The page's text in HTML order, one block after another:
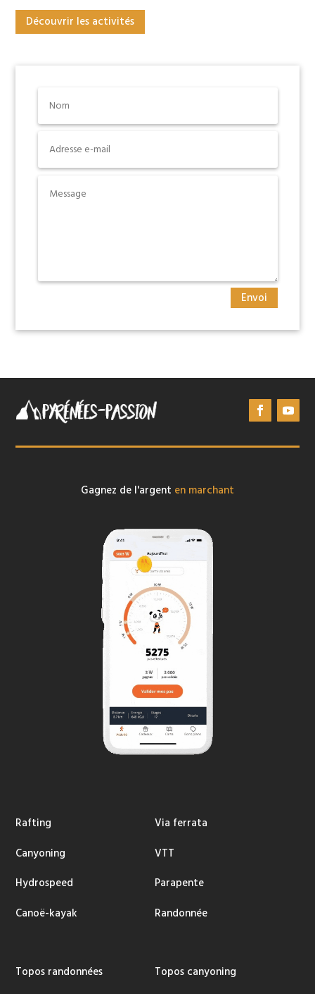
Découvrir les activités
Envoi
Gagnez de l'argent en marchant
Rafting
Canyoning
Hydrospeed
Canoë-kayak
Via ferrata
VTT
Parapente
Randonnée
Topos randonnées Topos canyoning